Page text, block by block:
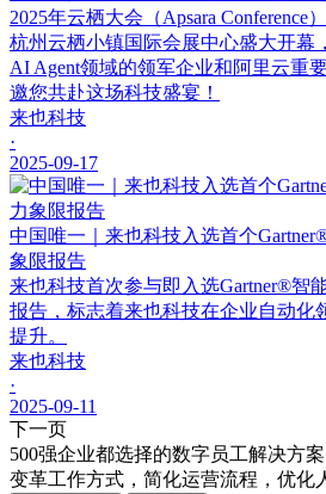
2025年云栖大会（Apsara Conference
杭州云栖小镇国际会展中心盛大开幕
AI Agent领域的领军企业和阿里云重
邀您共赴这场科技盛宴！
来也科技
·
2025-09-17
中国唯一｜来也科技入选首个
象限报告
来也科技首次参与即入选Gartner®智
报告，标志着来也科技在企业自动化
提升。
来也科技
·
2025-09-11
下一页
500强企业都选择的数字员工解决方案
变革工作方式，简化运营流程，优化